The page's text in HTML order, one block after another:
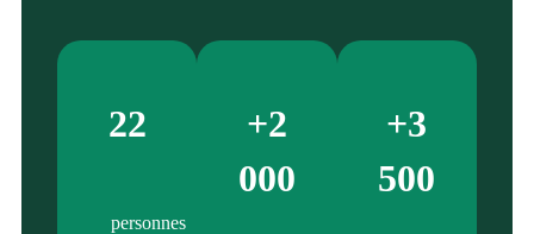
22
personnes
+2
000
+3
500